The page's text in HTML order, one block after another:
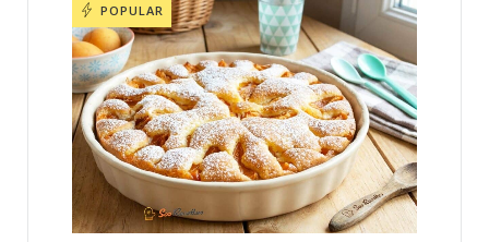
POPULAR